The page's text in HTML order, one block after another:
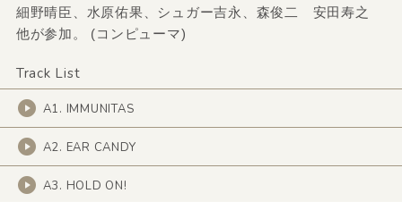
細野晴臣、水原佑果、シュガー吉永、森俊二 安田寿之
他が参加。 (コンピューマ)
Track List
A1. IMMUNITAS
A2. EAR CANDY
A3. HOLD ON!